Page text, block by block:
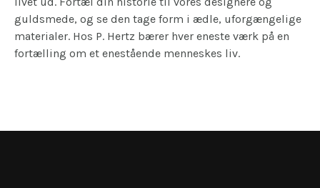
guldsmede, og se den tage form i ædle, uforgængelige
materialer. Hos P. Hertz bærer hver eneste værk på en
fortælling om et enestående menneskes liv.